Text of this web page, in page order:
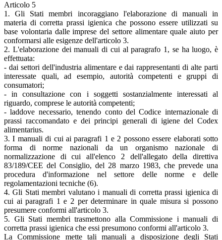
Articolo 5
1. Gli Stati membri incoraggiano l'elaborazione di manuali in
materia di corretta prassi igienica che possono essere utilizzati su
base volontaria dalle imprese del settore alimentare quale aiuto per
conformarsi alle esigenze dell'articolo 3.
2. L'elaborazione dei manuali di cui al paragrafo 1, se ha luogo, è
effettuata:
- dai settori dell'industria alimentare e dai rappresentanti di alte parti
interessate quali, ad esempio, autorità competenti e gruppi di
consumatori;
- in consultazione con i soggetti sostanzialmente interessati al
riguardo, comprese le autorità competenti;
- laddove necessario, tenendo conto del Codice internazionale di
prassi raccomandato e dei principi generali di igiene del Codex
alimentarius.
3. I manuali di cui ai paragrafi 1 e 2 possono essere elaborati sotto
forma di norme nazionali da un organismo nazionale di
normalizzazione di cui all'elenco 2 dell'allegato della direttiva
83/189/CEE del Consiglio, del 28 marzo 1983, che prevede una
procedura d'informazione nel settore delle norme e delle
regolamentazioni tecniche (6).
4. Gli Stati membri valutano i manuali di corretta prassi igienica di
cui ai paragrafi 1 e 2 per determinare in quale misura si possono
presumere conformi all'articolo 3.
5. Gli Stati membri trasmettono alla Commissione i manuali di
corretta prassi igienica che essi presumono conformi all'articolo 3.
La Commissione mette tali manuali a disposizione degli Stati